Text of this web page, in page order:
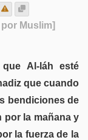
Muslim]
Al-láh esté
que cuando
bendiciones de
por la mañana y
la fuerza de la